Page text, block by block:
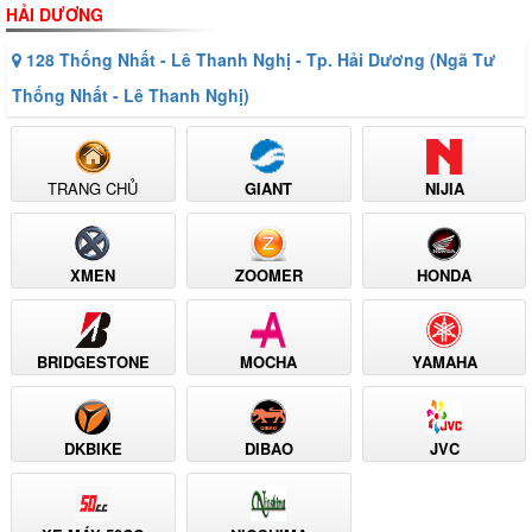
HẢI DƯƠNG
128 Thống Nhất - Lê Thanh Nghị - Tp. Hải Dương (Ngã Tư
Thống Nhất - Lê Thanh Nghị)
TRANG CHỦ GIANT NIJIA
XMEN ZOOMER HONDA
BRIDGESTONE MOCHA YAMAHA
DKBIKE DIBAO JVC